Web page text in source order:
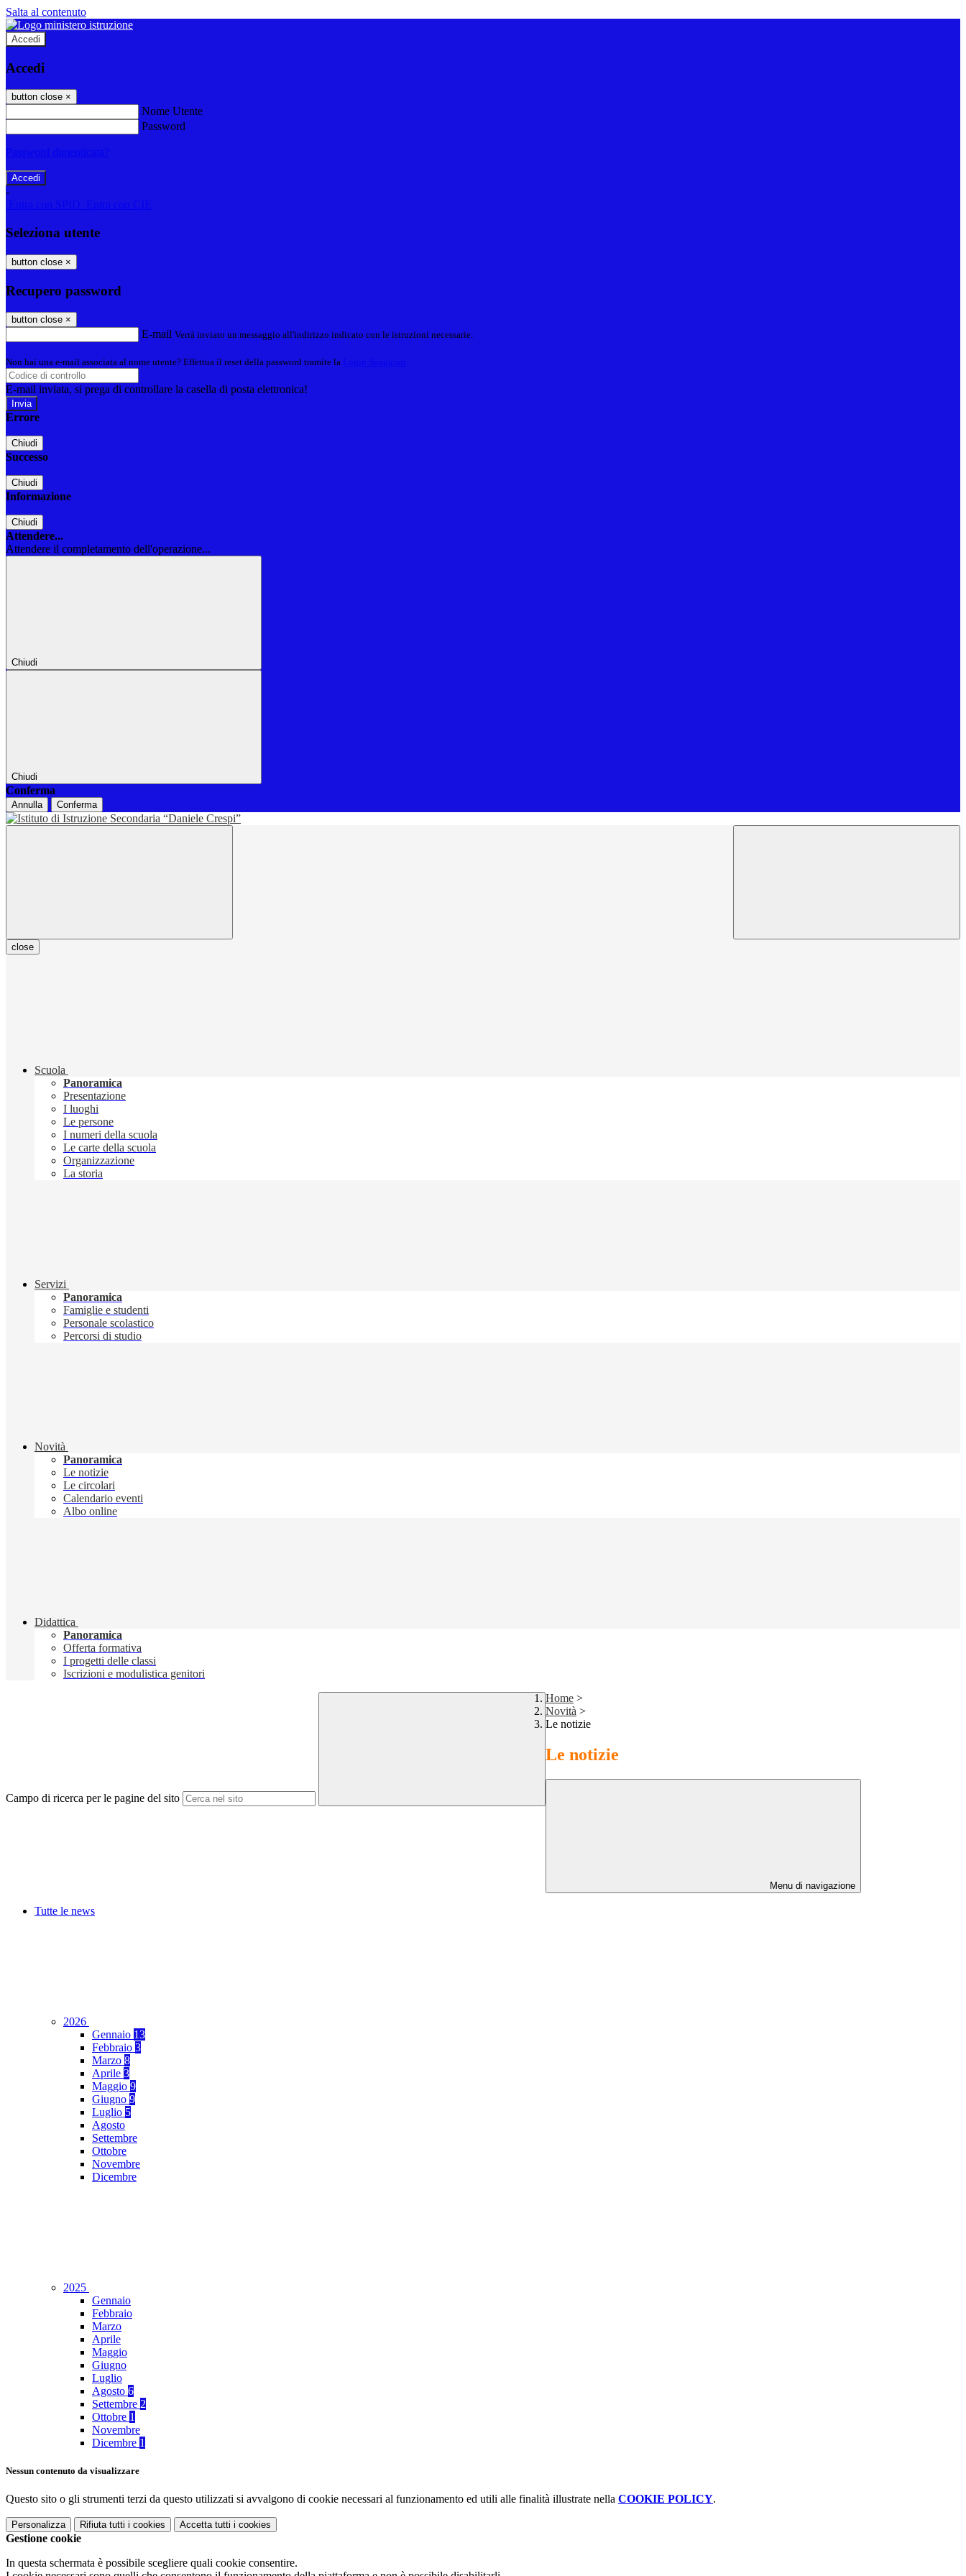
Salta al contenuto
Accedi
Accedi
button close ×
Nome Utente
Password
-
Seleziona utente
button close ×
Recupero password
button close ×
E-mail Verrà inviato un messaggio all'indirizzo indicato con le istruzioni necessarie.
Non hai una e-mail associata al nome utente? Effettua il reset della password tramite la
E-mail inviata, si prega di controllare la casella di posta elettronica!
Errore
Chiudi
Successo
Chiudi
Informazione
Chiudi
Attendere...
Attendere il completamento dell'operazione...
Chiudi
Chiudi
Conferma
Annulla Conferma
close
Scuola
Panoramica
Presentazione
I luoghi
Le persone
I numeri della scuola
Le carte della scuola
Organizzazione
La storia
Servizi
Panoramica
Famiglie e studenti
Personale scolastico
Percorsi di studio
Novità
Panoramica
Le notizie
Le circolari
Calendario eventi
Albo online
Didattica
Panoramica
Offerta formativa
I progetti delle classi
Iscrizioni e modulistica genitori
Campo di ricerca per le pagine del sito
Home >
Novità >
Le notizie
Le notizie
Menu di navigazione
Tutte le news
2026
Gennaio 13
Febbraio 3
Marzo 8
Aprile 3
Maggio 9
Giugno 9
Luglio 5
Agosto
Settembre
Ottobre
Novembre
Dicembre
2025
Gennaio
Febbraio
Marzo
Aprile
Maggio
Giugno
Luglio
Agosto 6
Settembre 2
Ottobre 1
Novembre
Dicembre 1
Nessun contenuto da visualizzare
Questo sito o gli strumenti terzi da questo utilizzati si avvalgono di cookie necessari al funzionamento ed utili alle finalità illustrate nella COOKIE POLICY.
Personalizza Rifiuta tutti i cookies Accetta tutti i cookies
Gestione cookie
In questa schermata è possibile scegliere quali cookie consentire.